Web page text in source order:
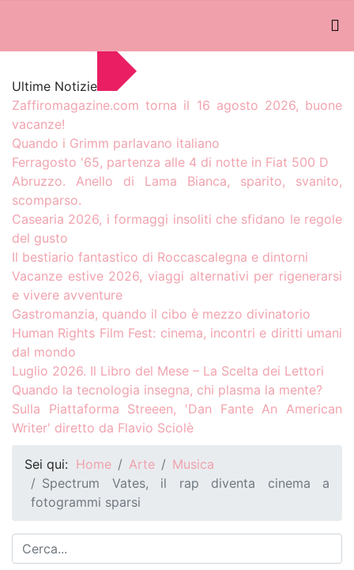
Ultime Notizie
Zaffiromagazine.com torna il 16 agosto 2026, buone
vacanze!
Quando i Grimm parlavano italiano
Ferragosto '65, partenza alle 4 di notte in Fiat 500 D
Abruzzo. Anello di Lama Bianca, sparito, svanito,
scomparso.
Casearia 2026, i formaggi insoliti che sfidano le regole
del gusto
Il bestiario fantastico di Roccascalegna e dintorni
Vacanze estive 2026, viaggi alternativi per rigenerarsi
e vivere avventure
Gastromanzia, quando il cibo è mezzo divinatorio
Human Rights Film Fest: cinema, incontri e diritti umani
dal mondo
Luglio 2026. Il Libro del Mese – La Scelta dei Lettori
Quando la tecnologia insegna, chi plasma la mente?
Sulla Piattaforma Streeen, 'Dan Fante An American
Writer' diretto da Flavio Sciolè
Sei qui: Home Arte
Musica
Spectrum Vates, il rap diventa cinema a
fotogrammi sparsi